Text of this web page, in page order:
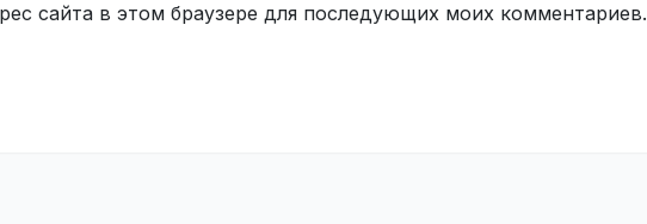
сайта в этом браузере для последующих моих комментариев.